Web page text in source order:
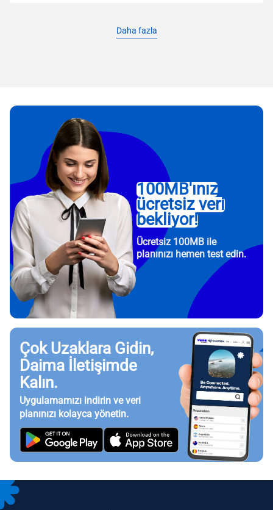
Daha fazla
100MB'ınız
ücretsiz veri
bekliyor!
Ücretsiz 100MB ile
planınızı hemen test edin.
Çok Uzaklara Gidin,
Daima İletişimde
Kalın.
Uygulamamızı indirin ve veri
planınızı kolayca yönetin.